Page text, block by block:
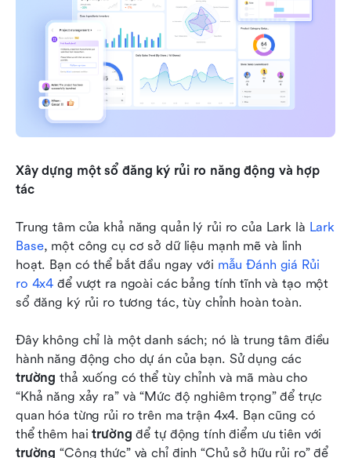
Xây dựng một sổ đăng ký rủi ro năng động và hợp
tác
Trung tâm của khả năng quản lý rủi ro của Lark là Lark
Base, một công cụ cơ sở dữ liệu mạnh mẽ và linh
hoạt. Bạn có thể bắt đầu ngay với mẫu Đánh giá Rủi
ro 4x4 để vượt ra ngoài các bảng tính tĩnh và tạo một
sổ đăng ký rủi ro tương tác, tùy chỉnh hoàn toàn.
Đây không chỉ là một danh sách; nó là trung tâm điều
trường thả xuống có thể tùy chỉnh và mã màu cho
“Khả năng xảy ra” và “Mức độ nghiêm trọng” để trực
quan hóa từng rủi ro trên ma trận 4x4. Bạn cũng có
thể thêm hai trường
trường “Công thức” và chỉ định “Chủ sở hữu rủi ro” để